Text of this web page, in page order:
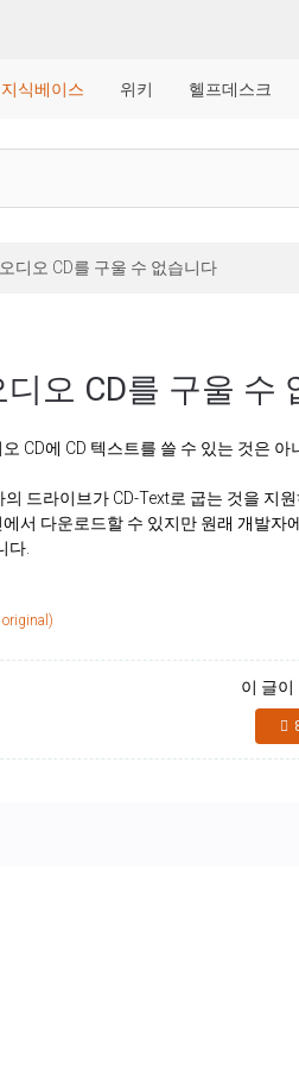
지식베이스 위키 헬프데스크
디오 CD를 구울 수 없습니다
디오 CD를 구울 수
CD에 CD 텍스트를 쓸 수 있는 것은
드라이브가 CD-Text로 굽는 것을 지
서 다운로드할 수 있지만 원래 개발자
다.
이 글이